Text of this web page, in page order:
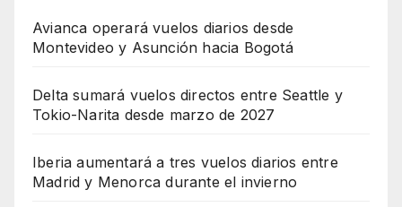
Avianca operará vuelos diarios desde
Montevideo y Asunción hacia Bogotá
Delta sumará vuelos directos entre Seattle y
Tokio-Narita desde marzo de 2027
Iberia aumentará a tres vuelos diarios entre
Madrid y Menorca durante el invierno